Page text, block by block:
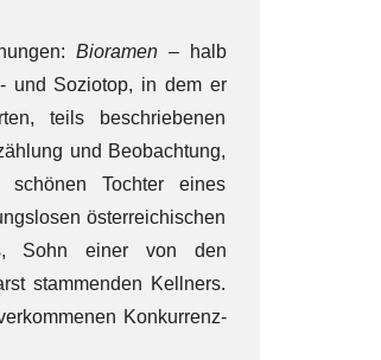
Bioramen– halb
und Soziotop, in dem er
teils beschriebenen
und Beobachtung,
schönen Tochter eines
österreichischen
Sohn einer von den
stammenden Kellners.
Konkurrenz-